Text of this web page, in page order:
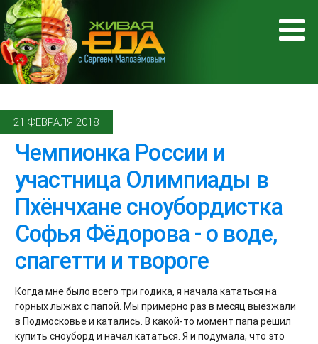
21 ФЕВРАЛЯ 2018
Чемпионка России и
участница Олимпиады в
Пхёнчхане сноубордистка
Софья Фёдорова - о воде,
спагетти и твороге
Когда мне было всего три годика, я начала кататься на
горных лыжах с папой. Мы примерно раз в месяц выезжали
в Подмосковье и катались. В какой-то момент папа решил
купить сноуборд и начал кататься. Я и подумала, что это